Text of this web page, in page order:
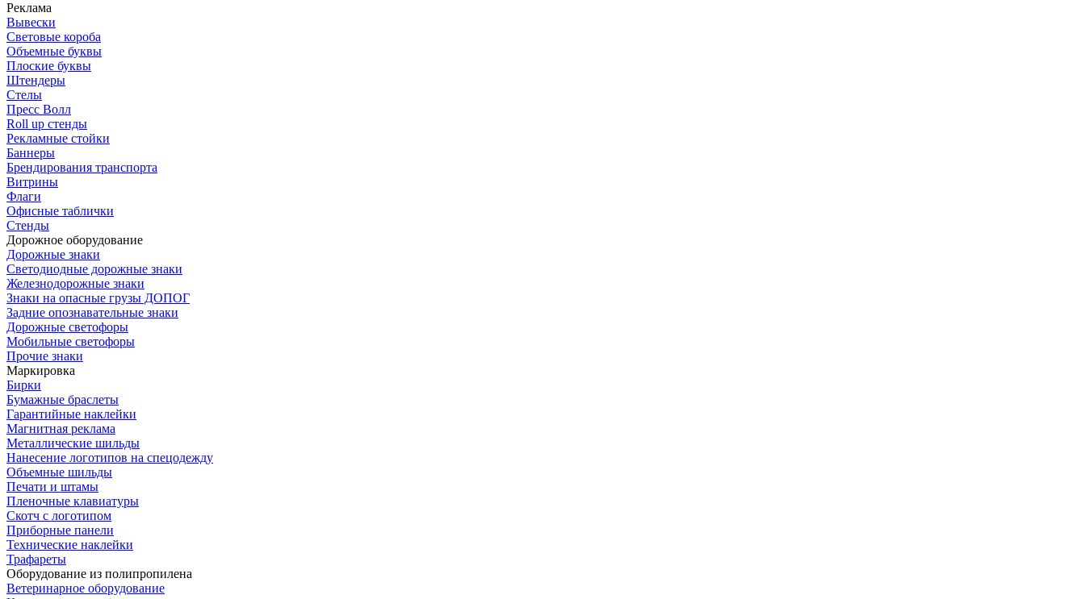
Реклама
Вывески
Световые короба
Объемные буквы
Плоские буквы
Штендеры
Стелы
Пресс Волл
Roll up стенды
Рекламные стойки
Баннеры
Брендирования транспорта
Витрины
Флаги
Офисные таблички
Стенды
Дорожное оборудование
Дорожные знаки
Светодиодные дорожные знаки
Железнодорожные знаки
Знаки на опасные грузы ДОПОГ
Задние опознавательные знаки
Дорожные светофоры
Мобильные светофоры
Прочие знаки
Маркировка
Бирки
Бумажные браслеты
Гарантийные наклейки
Магнитная реклама
Металлические шильды
Нанесение логотипов на спецодежду
Объемные шильды
Печати и штамы
Пленочные клавиатуры
Скотч с логотипом
Приборные панели
Технические наклейки
Трафареты
Оборудование из полипропилена
Ветеринарное оборудование